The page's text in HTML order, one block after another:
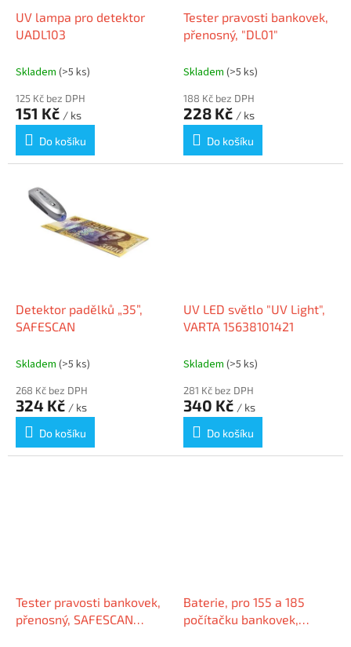
UV lampa pro detektor
UADL103
Skladem (>5 ks)
125 Kč bez DPH
151 Kč / ks
Do košíku
Tester pravosti bankovek,
přenosný, "DL01"
Skladem (>5 ks)
188 Kč bez DPH
228 Kč / ks
Do košíku
Detektor padělků „35”,
SAFESCAN
Skladem (>5 ks)
268 Kč bez DPH
324 Kč / ks
Do košíku
UV LED světlo "UV Light",
VARTA 15638101421
Skladem (>5 ks)
281 Kč bez DPH
340 Kč / ks
Do košíku
Tester pravosti bankovek,
přenosný, SAFESCAN
Baterie, pro 155 a 185
počítačku bankovek,